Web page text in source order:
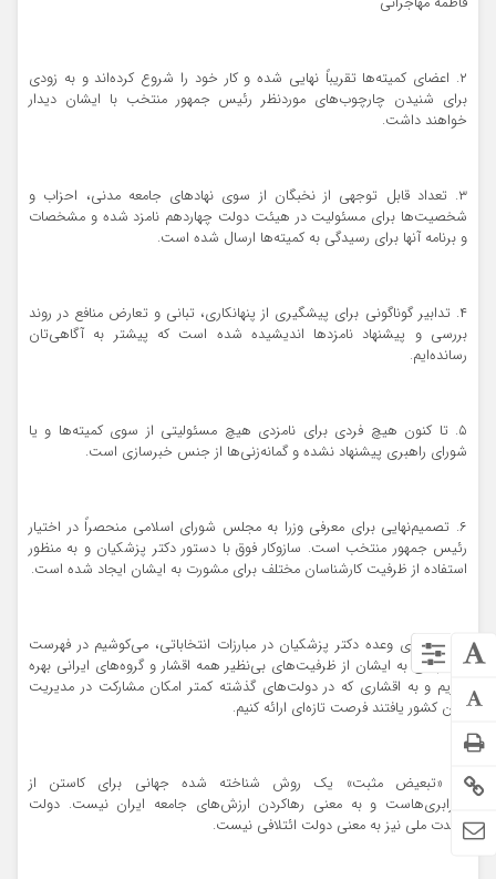
۲. اعضای کمیته‌ها تقریباً نهایی شده و کار خود را شروع کرده‌اند و به زودی
برای شنیدن چارچوب‌های موردنظر رئیس جمهور منتخب با ایشان دیدار
خواهند داشت.
۳. تعداد قابل توجهی از نخبگان از سوی نهادهای جامعه مدنی، احزاب و
شخصیت‌ها برای مسئولیت در هیئت دولت چهاردهم نامزد شده‌ و مشخصات
و برنامه آنها برای رسیدگی به کمیته‌ها ارسال شده است.
۴. تدابیر گوناگونی برای پیشگیری از پنهانکاری، تبانی و تعارض منافع در روند
بررسی و پیشنهاد نامزدها اندیشیده شده است که پیشتر به آگاهی‌تان
رسانده‌ایم.
۵. تا کنون هیچ فردی برای نامزدی هیچ مسئولیتی از سوی کمیته‌ها و یا
شورای راهبری پیشنهاد نشده و گمانه‌زنی‌ها از جنس خبرسازی است.
۶. تصمیم‌نهایی برای معرفی وزرا به مجلس شورای اسلامی منحصراً در اختیار
رئیس جمهور منتخب است. سازوکار فوق با دستور دکتر پزشکیان و به منظور
استفاده از ظرفیت کارشناسان مختلف برای مشورت به ایشان ایجاد شده است.
۷. در اجرای وعده دکتر پزشکیان در مبارزات انتخاباتی، می‌کوشیم در فهرست
پیشنهادی به ایشان از ظرفیت‌های بی‌نظیر همه اقشار و گروه‌های ایرانی بهره
گیریم و به اقشاری که در دولت‌های گذشته کمتر امکان مشارکت در مدیریت
کلان کشور یافتند فرصت تازه‌ای ارائه کنیم.
۸. «تبعیض مثبت» یک روش شناخته شده جهانی برای کاستن از
نابرابری‌هاست و به معنی رهاکردن ارزش‌های جامعه ایران نیست. دولت
وحدت ملی نیز به معنی دولت ائتلافی نیست.